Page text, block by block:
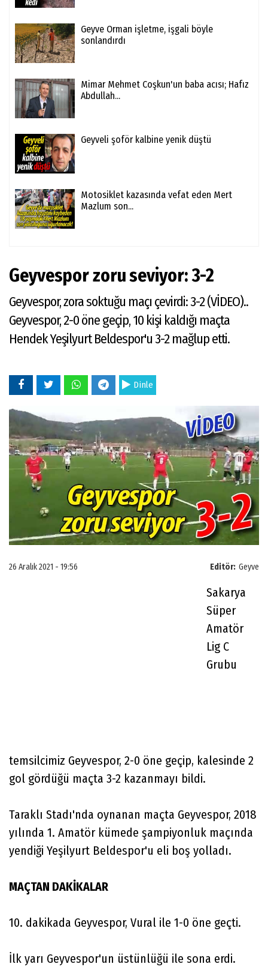
Geyve Orman işletme, işgali böyle
sonlandırdı
Mimar Mehmet Coşkun'un baba acısı; Hafız
Abdullah...
Geyveli şoför kalbine yenik düştü
Motosiklet kazasında vefat eden Mert
Mazlum son...
Geyvespor zoru seviyor: 3-2
Geyvespor, zora soktuğu maçı çevirdi: 3-2 (VİDEO)..
Geyvespor, 2-0 öne geçip, 10 kişi kaldığı maçta
Hendek Yeşilyurt Beldespor'u 3-2 mağlup etti.
Dinle
Editör: Geyve
26 Aralık 2021 - 19:56
Sakarya
Süper
Amatör
Lig C
Grubu
temsilcimiz Geyvespor, 2-0 öne geçip, kalesinde 2
gol gördüğü maçta 3-2 kazanmayı bildi.
Taraklı Stadı'nda oynanan maçta Geyvespor, 2018
yılında 1. Amatör kümede şampiyonluk maçında
yendiği Yeşilyurt Beldespor'u eli boş yolladı.
MAÇTAN DAKİKALAR
10. dakikada Geyvespor, Vural ile 1-0 öne geçti.
İlk yarı Geyvespor'un üstünlüğü ile sona erdi.